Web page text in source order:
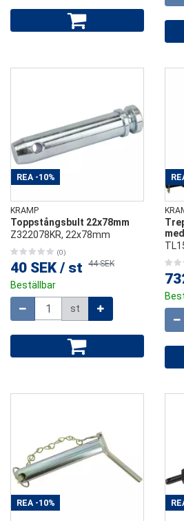
REA -10%
KRAMP
Toppstångsbult 22x78mm
Z322078KR, 22x78mm
(0)
40 SEK / st 44 SEK
Beställbar
st
REA -10%